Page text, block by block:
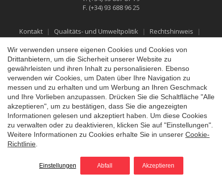
F. (+34) 93 688 96 25
Kontakt Qualitäts- und Umweltpolitik
Rechtshinweis
Datenschutzbestimmungen
Cookies-Richtlinie
Social-Media-Richtlinie
Rückgabe- und Erstattungspolitik
All rights reserved
byiEstrategic
Wir verwenden unsere eigenen Cookies und Cookies von
Drittanbietern, um die Sicherheit unserer Website zu
gewährleisten und ihren Inhalt zu personalisieren. Ebenso
verwenden wir Cookies, um Daten über Ihre Navigation zu
messen und zu erhalten und um Werbung an Ihren Geschmack
und Ihre Vorlieben anzupassen. Drücken Sie die Schaltfläche "Alle
akzeptieren", um zu bestätigen, dass Sie die angezeigten
Informationen gelesen und akzeptiert haben. Um diese Cookies
zu verwalten oder zu deaktivieren, klicken Sie auf "Einstellungen".
Weitere Informationen zu Cookies erhalte Sie in unserer Cookie-
Richtlinie
Einstellungen Abfall Akzeptieren
Konfiguration speichern Alle akzeptieren